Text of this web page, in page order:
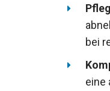
bei
eine